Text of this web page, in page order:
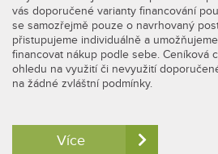
vás doporučené varianty financování
se samozřejmě pouze o navrhovaný
přistupujeme individuálně a
financovat nákup podle sebe. Ceníková
ohledu na využití či nevyužití
na žádné zvláštní podmínky.
Více